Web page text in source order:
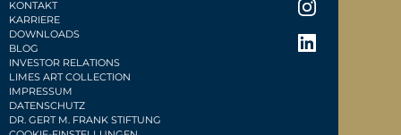
KONTAKT
KARRIERE
DOWNLOADS
BLOG
INVESTOR RELATIONS
LIMES ART COLLECTION
IMPRESSUM
DATENSCHUTZ
DR. GERT M. FRANK STIFTUNG